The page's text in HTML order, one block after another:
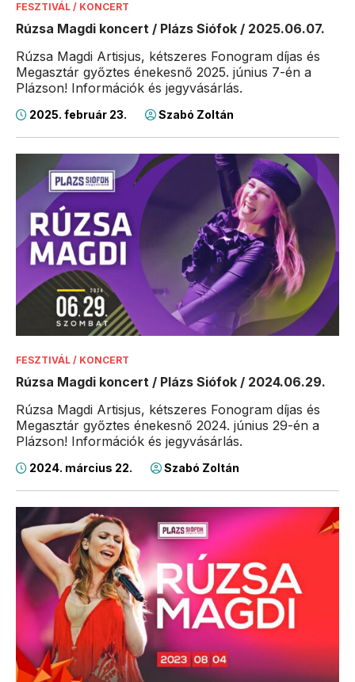
FESZTIVÁL / KONCERT
Rúzsa Magdi koncert / Plázs Siófok / 2025.06.07.
Rúzsa Magdi Artisjus, kétszeres Fonogram díjas és
Megasztár győztes énekesnő 2025. június 7-én a
Plázson! Információk és jegyvásárlás.
2025. február 23. Szabó Zoltán
FESZTIVÁL / KONCERT
Rúzsa Magdi koncert / Plázs Siófok / 2024.06.29.
Rúzsa Magdi Artisjus, kétszeres Fonogram díjas és
Megasztár győztes énekesnő 2024. június 29-én a
Plázson! Információk és jegyvásárlás.
2024. március 22. Szabó Zoltán